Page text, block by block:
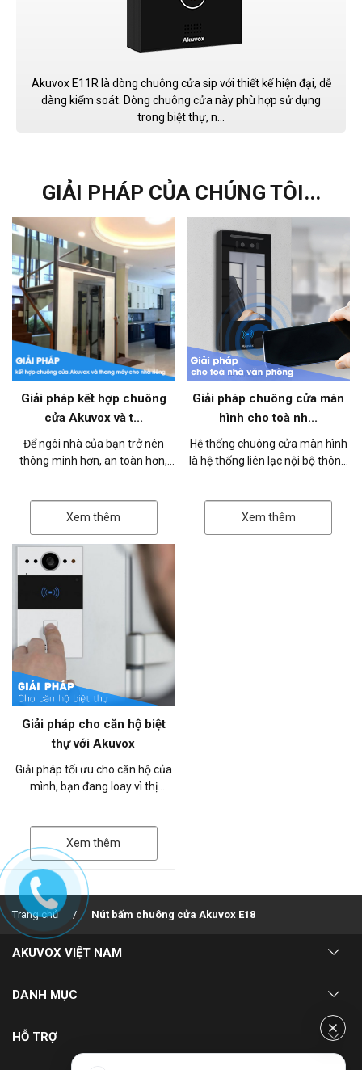
Akuvox E11R là dòng chuông cửa sip với thiết kế hiện đại, dễ
dàng kiểm soát. Dòng chuông cửa này phù hợp sử dụng
trong biệt thự, n...
GIẢI PHÁP CỦA CHÚNG TÔI...
Giải pháp kết hợp chuông
cửa Akuvox và t...
Để ngôi nhà của bạn trở nên
thông minh hơn, an toàn hơn,
cửa...
Xem thêm
Giải pháp chuông cửa màn
hình cho toà nh...
Hệ thống chuông cửa màn hình
là hệ thống liên lạc nội bộ thông
Xem thêm
Giải pháp cho căn hộ biệt
thự với Akuvox
Giải pháp tối ưu cho căn hộ của
mình, bạn đang loay vì thị
Xem thêm
Trang chủ Nút bấm chuông cửa Akuvox E18
AKUVOX VIỆT NAM
Kinh nghiệm triển khai dự án
DANH MỤC
Giải pháp
HỖ TRỢ